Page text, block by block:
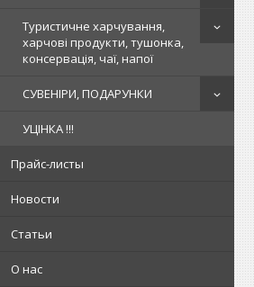
Туристичне харчування,
харчові продукти, тушонка,
консервація, чаї, напої
СУВЕНІРИ, ПОДАРУНКИ
УЦІНКА !!!
Прайс-листы
Новости
Статьи
О нас